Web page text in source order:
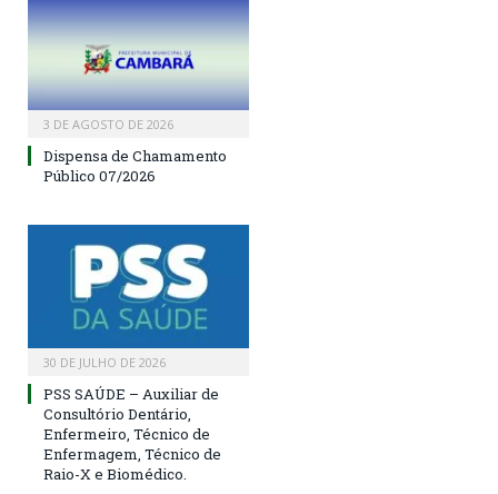
3 DE AGOSTO DE 2026
Dispensa de Chamamento
Público 07/2026
30 DE JULHO DE 2026
PSS SAÚDE – Auxiliar de
Consultório Dentário,
Enfermeiro, Técnico de
Enfermagem, Técnico de
Raio-X e Biomédico.